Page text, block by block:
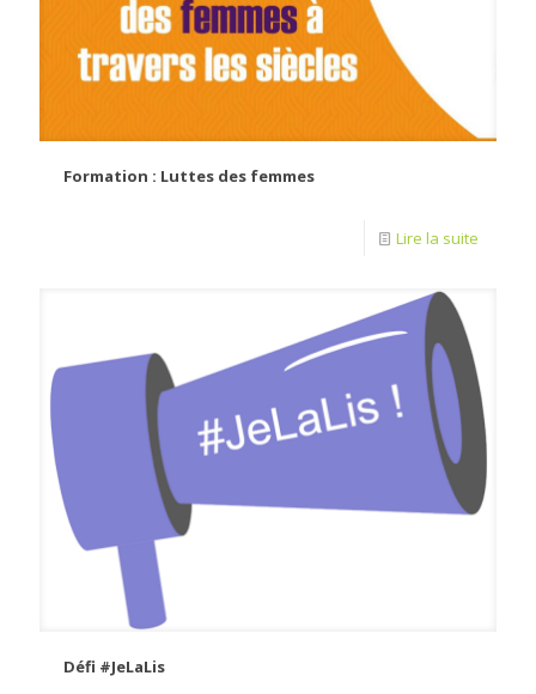
Formation : Luttes des femmes
Lire la suite
Défi #JeLaLis